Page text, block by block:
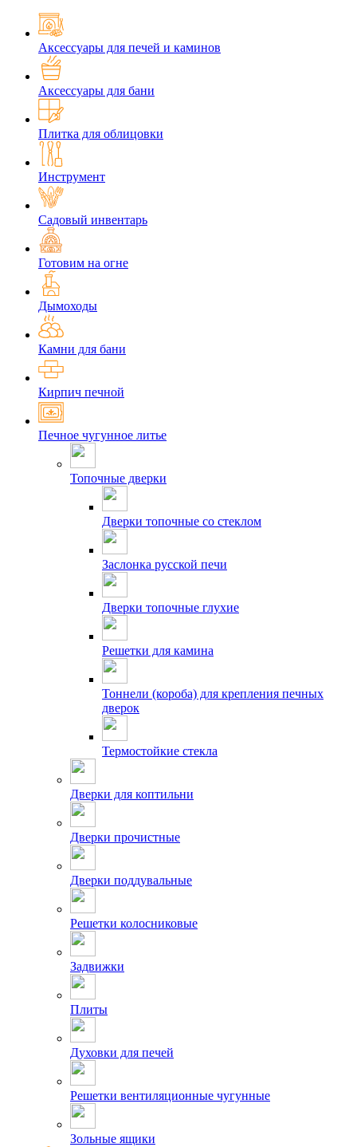
Аксессуары для печей и каминов
Аксессуары для бани
Плитка для облицовки
Инструмент
Садовый инвентарь
Готовим на огне
Дымоходы
Камни для бани
Кирпич печной
Печное чугунное литье
Топочные дверки
Дверки топочные со стеклом
Заслонка русской печи
Дверки топочные глухие
Решетки для камина
Тоннели (короба) для крепления печных
дверок
Термостойкие стекла
Дверки для коптильни
Дверки прочистные
Дверки поддувальные
Решетки колосниковые
Задвижки
Плиты
Духовки для печей
Решетки вентиляционные чугунные
Зольные ящики